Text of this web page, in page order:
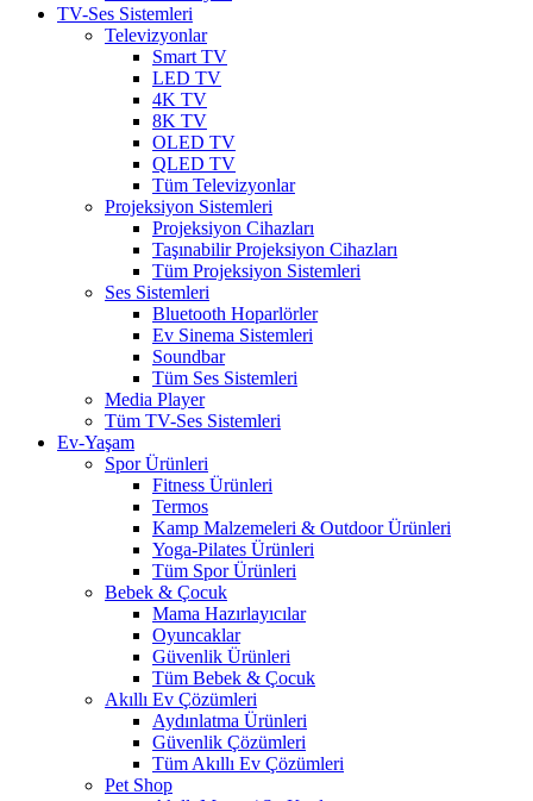
TV-Ses Sistemleri
Televizyonlar
Smart TV
LED TV
4K TV
8K TV
OLED TV
QLED TV
Tüm Televizyonlar
Projeksiyon Sistemleri
Projeksiyon Cihazları
Taşınabilir Projeksiyon Cihazları
Tüm Projeksiyon Sistemleri
Ses Sistemleri
Bluetooth Hoparlörler
Ev Sinema Sistemleri
Soundbar
Tüm Ses Sistemleri
Media Player
Tüm TV-Ses Sistemleri
Ev-Yaşam
Spor Ürünleri
Fitness Ürünleri
Termos
Kamp Malzemeleri & Outdoor Ürünleri
Yoga-Pilates Ürünleri
Tüm Spor Ürünleri
Bebek & Çocuk
Mama Hazırlayıcılar
Oyuncaklar
Güvenlik Ürünleri
Tüm Bebek & Çocuk
Akıllı Ev Çözümleri
Aydınlatma Ürünleri
Güvenlik Çözümleri
Tüm Akıllı Ev Çözümleri
Pet Shop